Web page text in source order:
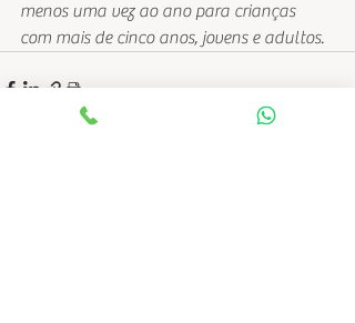
menos uma vez ao ano para crianças
com mais de cinco anos, jovens e adultos.